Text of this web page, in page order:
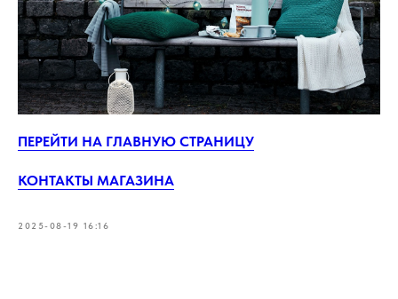
ПЕРЕЙТИ НА ГЛАВНУЮ СТРАНИЦУ
КОНТАКТЫ МАГАЗИНА
2025-08-19 16:16